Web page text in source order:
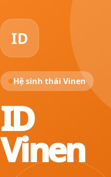
ID
Hệ sinh thái Vinen
ID
Vinen